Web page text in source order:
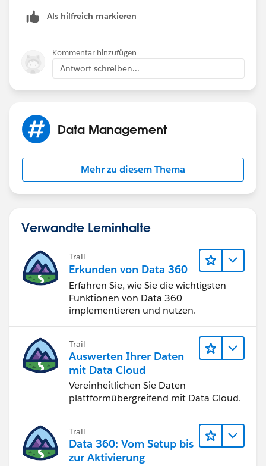
Als hilfreich markieren
Kommentar hinzufügen
Antwort schreiben...
Data Management
Mehr zu diesem Thema
Verwandte Lerninhalte
Trail
Erkunden von Data 360
Erfahren Sie, wie Sie die wichtigsten
Funktionen von Data 360
implementieren und nutzen.
Trail
Auswerten Ihrer Daten
mit Data Cloud
Vereinheitlichen Sie Daten
plattformübergreifend mit Data Cloud.
Trail
Data 360: Vom Setup bis
zur Aktivierung